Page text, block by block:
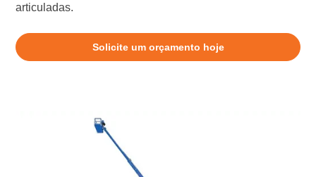
articuladas.
Solicite um orçamento hoje